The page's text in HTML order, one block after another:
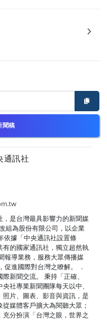
聞稿
通訊社
是台灣最具影響力的新聞媒
組為股份有限公司，以企業
依據「中央通訊社設置條
的國家通訊社，獨立超然執
報導業務，服務大眾傳播媒
進國際對台灣之瞭解。 ．
新聞交流。 秉持「正確、
社專業新聞團隊每天以中、
片、圖表、影音與資訊，是
媒體客戶擴大為閱聽大眾；
分扮演「台灣之眼，世界之